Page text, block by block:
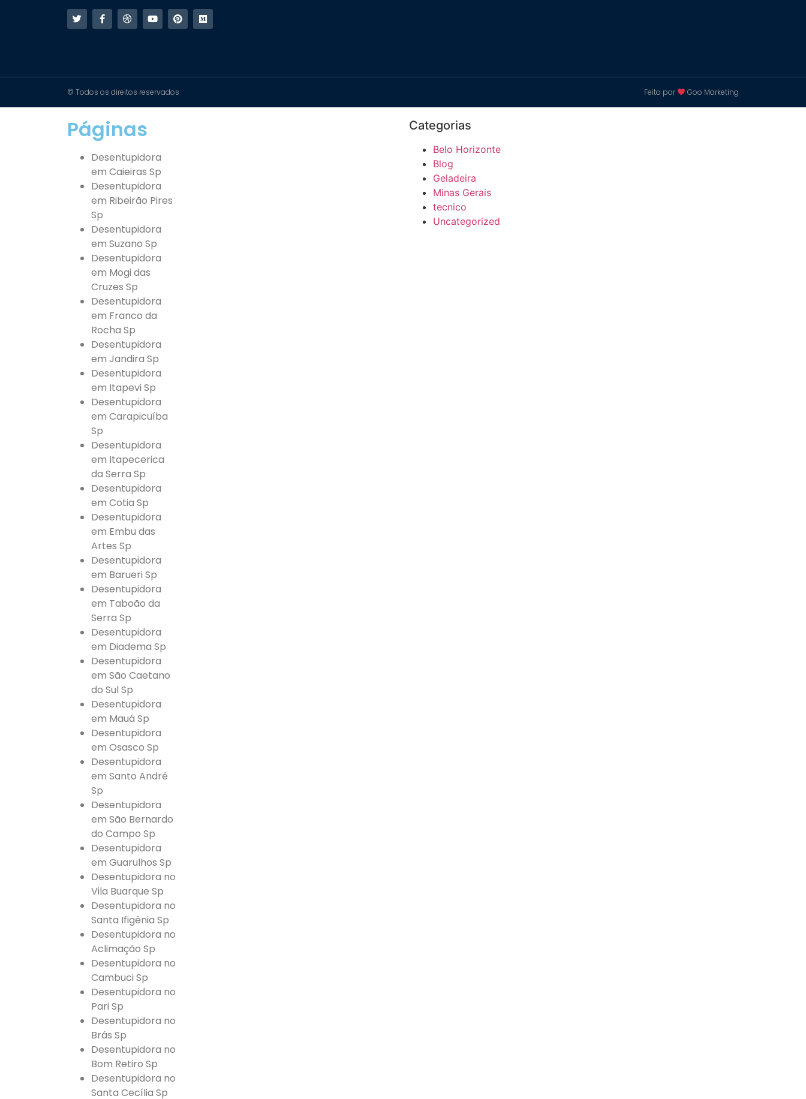
© Todos os direitos reservados Feito por Goo Marketing
Páginas
Desentupidora
em Caieiras Sp
Desentupidora
em Ribeirão Pires
Sp
Desentupidora
em Suzano Sp
Desentupidora
em Mogi das
Cruzes Sp
Desentupidora
em Franco da
Rocha Sp
Desentupidora
em Jandira Sp
Desentupidora
em Itapevi Sp
Desentupidora
em Carapicuíba
Sp
Desentupidora
em Itapecerica
da Serra Sp
Desentupidora
em Cotia Sp
Desentupidora
em Embu das
Artes Sp
Desentupidora
em Barueri Sp
Desentupidora
em Taboão da
Serra Sp
Desentupidora
em Diadema Sp
Desentupidora
em São Caetano
do Sul Sp
Desentupidora
em Mauá Sp
Desentupidora
em Osasco Sp
Desentupidora
em Santo André
Sp
Desentupidora
em São Bernardo
do Campo Sp
Desentupidora
em Guarulhos Sp
Desentupidora no
Vila Buarque Sp
Desentupidora no
Santa Ifigênia Sp
Desentupidora no
Aclimação Sp
Desentupidora no
Cambuci Sp
Desentupidora no
Pari Sp
Desentupidora no
Brás Sp
Desentupidora no
Bom Retiro Sp
Desentupidora no
Santa Cecília Sp
Categorias
Belo Horizonte
Blog
Geladeira
Minas Gerais
tecnico
Uncategorized